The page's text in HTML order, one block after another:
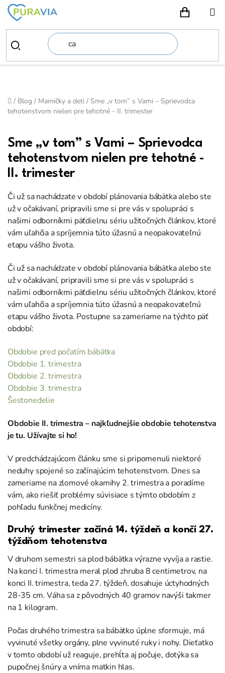
Prejsť
obsah
Domov
/ Blog / Mamičky a deti / Sme „v tom” s Vami – Sprievodca
tehotenstvom nielen pre tehotné - II. trimester
Sme „v tom” s Vami – Sprievodca
tehotenstvom nielen pre tehotné -
II. trimester
Či už sa nachádzate v období plánovania bábätka alebo ste
už v očakávaní, pripravili sme si pre vás v spolupráci s
našimi odborníkmi päťdielnu sériu užitočných článkov, ktoré
vám uľahčia a spríjemnia túto úžasnú a neopakovateľnú
etapu vášho života.
Či už sa nachádzate v období plánovania bábätka alebo ste
už v očakávaní, pripravili sme si pre vás v spolupráci s
našimi odborníkmi päťdielnu sériu užitočných článkov, ktoré
vám uľahčia a spríjemnia túto úžasnú a neopakovateľnú
etapu vášho života. Postupne sa zameriame na týchto päť
období:
Obdobie pred počatím bábätka
Obdobie 1. trimestra
Obdobie 2. trimestra
Obdobie 3. trimestra
Šestonedelie
Obdobie II. trimestra – najkľudnejšie obdobie tehotenstva
je tu. Užívajte si ho!
V predchádzajúcom článku sme si pripomenuli niektoré
neduhy spojené so začínajúcim tehotenstvom. Dnes sa
zameriame na zlomové okamihy 2. trimestra a poradíme
vám, ako riešiť problémy súvisiace s týmto obdobím z
pohľadu funkčnej medicíny.
Druhý trimester začíná 14. týždeň a končí 27.
týždňom tehotenstva
V druhom semestri sa plod bábätka výrazne vyvíja a rastie.
Na konci I. trimestra meral plod zhruba 8 centimetrov, na
konci II. trimestra, teda 27. týždeň, dosahuje úctyhodných
28-35 cm. Váha sa z pôvodných 40 gramov navýši takmer
na 1 kilogram.
Počas druhého trimestra sa bábätko úplne sformuje, má
vyvinuté všetky orgány, plne vyvinuté ruky i nohy. Dieťatko
v tomto období už reaguje, prehĺta aj počuje, dotýka sa
pupočnej šnúry a vníma matkin hlas.